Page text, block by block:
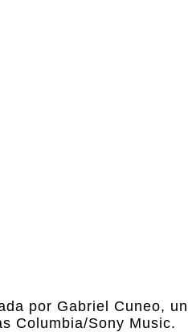
por Gabriel Cuneo,
Columbia/Sony Music.